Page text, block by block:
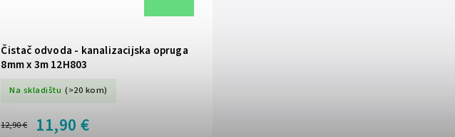
Čistač odvoda - kanalizacijska opruga
8mm x 3m 12H803
Na skladištu (>20 kom)
12,90 € 11,90 €